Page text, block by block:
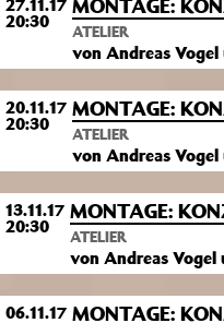
27.11.17
20:30
MONTAGE:
ATELIER
von Andreas
20.11.17
20:30
MONTAGE:
ATELIER
von Andreas
13.11.17
20:30
MONTAGE:
ATELIER
von Andreas
06.11.17 MONTAGE: